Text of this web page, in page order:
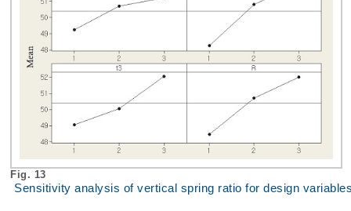
Fig. 13
Sensitivity analysis of vertical spring ratio for design